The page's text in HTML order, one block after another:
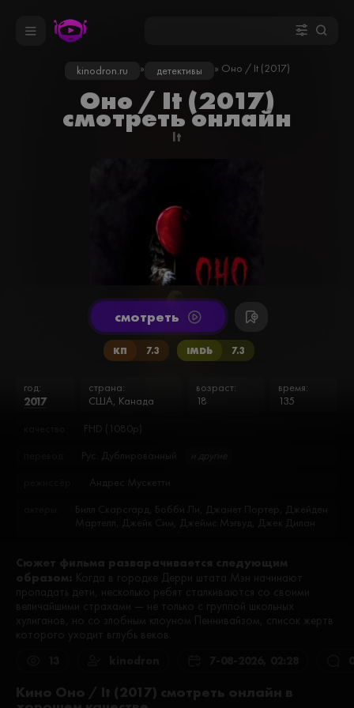
kinodron.ru » детективы » Оно / It (2017)
Оно / It (2017)
смотреть онлайн
It
Сюжет фильма разварачивается следующим
образом: Когда в городке Дерри штата Мэн начинают
пропадать дети, несколько ребят сталкиваются со своими
величайшими страхами — не только с группой школьных
хулиганов, но со злобным клоуном Пеннивайзом, список жертв
которого уходит вглубь веков.
cмотреть
КП 7.3 IMDb 7.3
год:
2017
страна:
США, Канада
возраст:
18
время:
135
FHD (1080p)
Андрес Мускетти
Рус. Дублированный
Билл Скарсгард, Бобби Ли, Джанет Портер, Джейден
Мартелл, Джейк Сим, Джеймс Мэгвуд, Джек Дилан
Трайп, Дэвид Катценберг, Изабель Нелисс, Кайли
Линихэн, Картер Масселмен, Кейт Мойер, Лиз
Гордон, Логан Томпсон, Марта Гибсон, Меган
Чарпентье, Молли Эткинсон, Николас Хэмилтон, Нил
Кроун, Оуэн Тиг, Пип Двайер, Роберто Кампанелла,
Синди Дэй, Соня Гаскон, София Лиллис, Стивен
Линихэн, Элизабет Сондерс, Энтони Юлк, Эри Коэн
Кино Оно / It (2017) смотреть онлайн в